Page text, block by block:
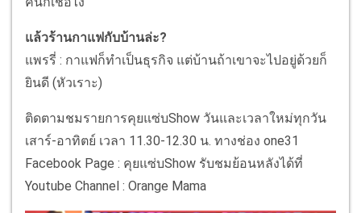
แล้วร้านกาแฟกับบ้านล่ะ?
แพรรี่ : กาแฟก็ทำเป็นธุรกิจ แต่บ้านถ้าเขาจะไปอยู่ด้วยก็
ยินดี (หัวเราะ)
ติดตามชมรายการคุยแซ่บShow วันและเวลาใหม่ทุกวัน
เสาร์-อาทิตย์ เวลา 11.30-12.30 น. ทางช่อง one31
Facebook Page : คุยแซ่บShow รับชมย้อนหลังได้ที่
Youtube Channel : Orange Mama